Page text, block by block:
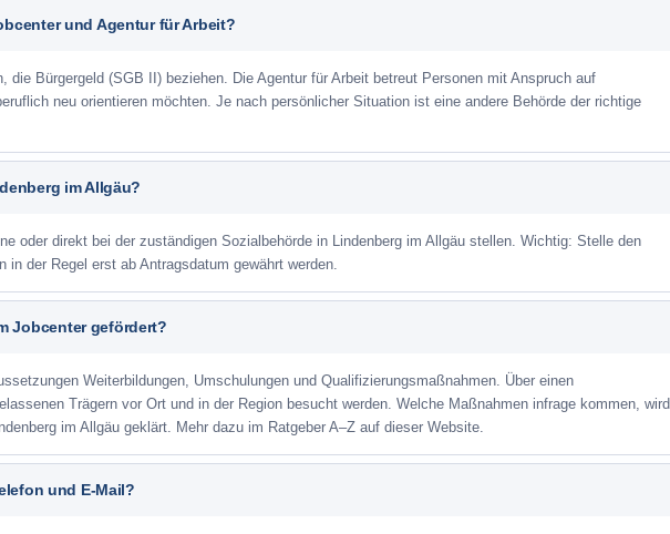
und Agentur für Arbeit?
die Bürgergeld (SGB II) beziehen. Die Agentur für Arbeit betreut Personen mit Anspruch auf
neu orientieren möchten. Je nach persönlicher Situation ist eine andere Behörde der richtige
im Allgäu?
oder direkt bei der zuständigen Sozialbehörde in Lindenberg im Allgäu stellen. Wichtig: Stelle den
der Regel erst ab Antragsdatum gewährt werden.
Jobcenter gefördert?
Weiterbildungen, Umschulungen und Qualifizierungsmaßnahmen. Über einen
Trägern vor Ort und in der Region besucht werden. Welche Maßnahmen infrage kommen, wird
im Allgäu geklärt. Mehr dazu im Ratgeber A–Z auf dieser Website.
und E-Mail?